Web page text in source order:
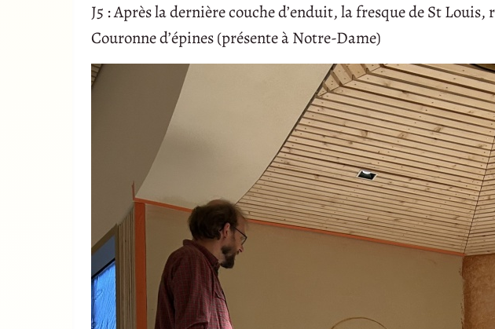
J5 : Après la dernière couche d’enduit, la fresque de St
Couronne d’épines (présente à Notre-Dame)